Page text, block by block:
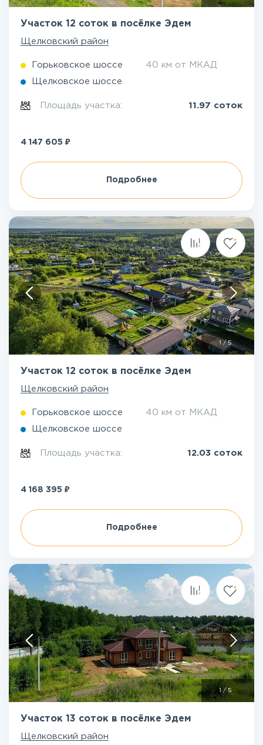
Участок 12 соток в посёлке Эдем
Щелковский район
Горьковское шоссе 40 км от МКАД
Щелковское шоссе
Площадь участка: 11.97 соток
4 147 605 ₽
Подробнее
1/5
Участок 12 соток в посёлке Эдем
Щелковский район
Горьковское шоссе 40 км от МКАД
Щелковское шоссе
Площадь участка: 12.03 соток
4 168 395 ₽
Подробнее
1 / 5
Участок 13 соток в посёлке Эдем
Щелковский район